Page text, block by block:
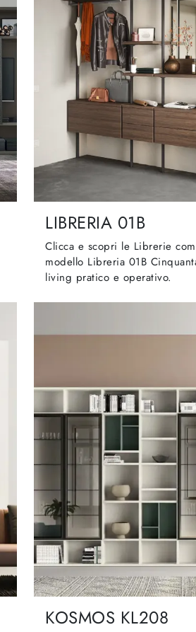
LIBRERIA 01B
Clicca e scopri le Librerie
modello Libreria 01B
living pratico e operativo.
KOSMOS KL208